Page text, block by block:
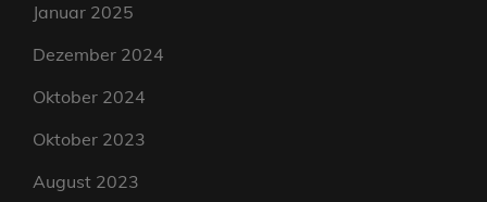
Januar 2025
Dezember 2024
Oktober 2024
Oktober 2023
August 2023